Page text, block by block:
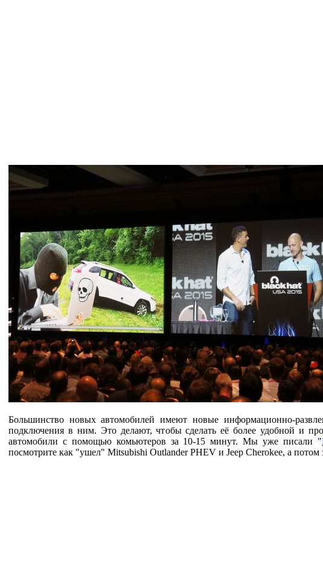
Большинство новых автомобилей имеют новые информационно-
подключения в ним. Это делают, чтобы сделать её более удобной и
автомобили с помощью комьютеров за 10-15 минут. Мы уже писали "
посмотрите как "ушел" Mitsubishi Outlander PHEV и Jeep Cherokee, а